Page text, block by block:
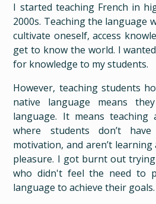
I started teaching French in
2000s. Teaching the language
cultivate oneself, access
get to know the world. I
for knowledge to my students.
However, teaching students
native language means
language. It means teaching
where students don’t
motivation, and aren’t
pleasure. I got burnt out
who didn't feel the need to
language to achieve their goals.